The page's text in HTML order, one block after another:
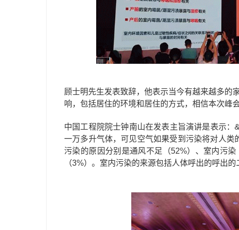
顾士明先生发表致辞，他表示当今有越来越多的
响，包括居住的环境和居住的方式，相信本次峰
中国工程院院士钟南山在发表主旨演讲是表示
一万多升气体，可见空气如果受到污染将对人
污染的原因分别是通风不足（52%）、室内污
（3%）。室内污染的来源包括人体呼出的呼出